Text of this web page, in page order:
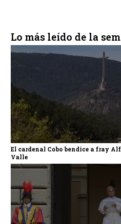
Lo más leído de la
El cardenal Cobo bendice a fray
Valle